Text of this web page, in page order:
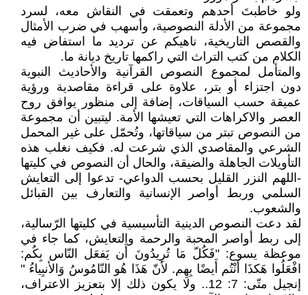
ولو خاطبتَ أحدهم وتعمقت في النقاش معه، لسرد
مجموعة من الأدلة النصوصية، وأسهب في ضرب الأمثال
والقصص التاريخية، ناهيكم عن ترديد ما استفاض فيه
الكلام من كتب التراث التي راكمها تاريخ ديانة ما.
والمتأمل لمجموع النصوص القرآنية والأحاديث النبوية
دون اجتزاء أو بتر، علاوة على قراءة مقاصدية ورؤية
عميقة حسب السياقات، إضافة إلى منظور يوافق روح
العصر والاكراهات التي تعيشها الأمة. ليتبين أن مجموعة
من النصوص تبتر من سياقاتها، وتُحمّل على غير المحمل
الشرعي والمقاصدي الذي شرعت له. فكيف نغلب هذه
التأويلات الجاهلة والضيقة، والحال أن النصوص في كليتها
-اللهم النزر القليل بحسب الدواعي- تدعوا إلى التعايش
السلمي وربط أواصر الإنسانية والتعارف بين القبائل
والشعوب.
لقد دعت النصوص الدينية التأسيسية في كليتها الرّسالية،
إلى ربط أواصر المحبة والرحمة والتعايش، كما جاء في
موعظة يسوع: "فَكُلّ مَا تُرِيدُونَ أَن يَفعَل النّاس بِكُم:
افْعَلُوا هَكذَا أنْتُم أَيضًا بِهِم. لأنّ هَذَا هُو النّامُوسُ وَالأنبِياءُ "
إنجيل متّى: 7: 12.. ولا يكون ذلك إلا بتعزيز الاعتراف،